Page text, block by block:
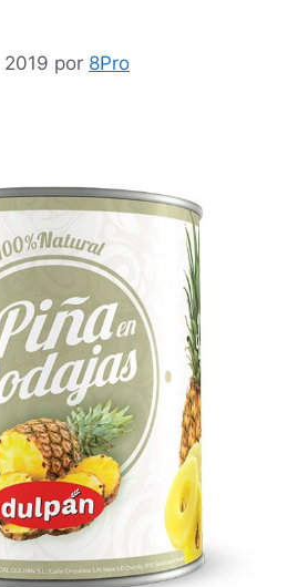
por 8Pro